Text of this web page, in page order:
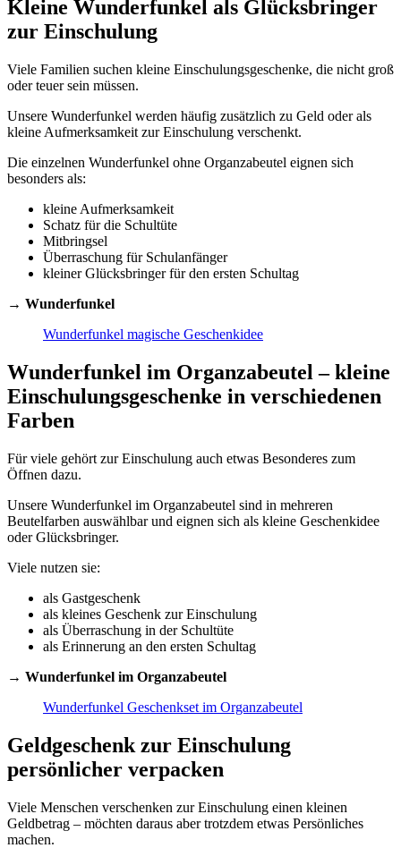
Kleine Wunderfunkel als Glücksbringer
zur Einschulung
Viele Familien suchen kleine Einschulungsgeschenke, die nicht groß
oder teuer sein müssen.
Unsere Wunderfunkel werden häufig zusätzlich zu Geld oder als
kleine Aufmerksamkeit zur Einschulung verschenkt.
Die einzelnen Wunderfunkel ohne Organzabeutel eignen sich
besonders als:
kleine Aufmerksamkeit
Schatz für die Schultüte
Mitbringsel
Überraschung für Schulanfänger
kleiner Glücksbringer für den ersten Schultag
→ Wunderfunkel
Wunderfunkel magische Geschenkidee
Wunderfunkel im Organzabeutel – kleine
Einschulungsgeschenke in verschiedenen
Farben
Für viele gehört zur Einschulung auch etwas Besonderes zum
Öffnen dazu.
Unsere Wunderfunkel im Organzabeutel sind in mehreren
Beutelfarben auswählbar und eignen sich als kleine Geschenkidee
oder Glücksbringer.
Viele nutzen sie:
als Gastgeschenk
als kleines Geschenk zur Einschulung
als Überraschung in der Schultüte
als Erinnerung an den ersten Schultag
→ Wunderfunkel im Organzabeutel
Wunderfunkel Geschenkset im Organzabeutel
Geldgeschenk zur Einschulung
persönlicher verpacken
Viele Menschen verschenken zur Einschulung einen kleinen
Geldbetrag – möchten daraus aber trotzdem etwas Persönliches
machen.